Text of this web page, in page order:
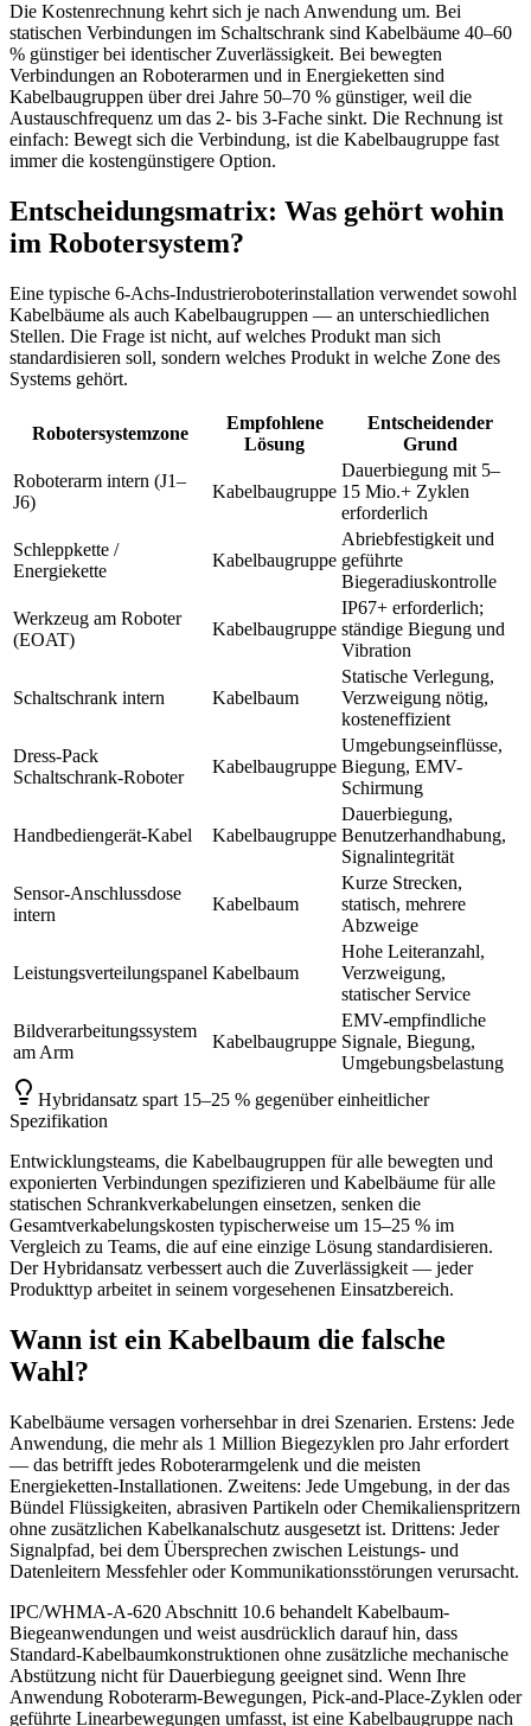
Die Kostenrechnung kehrt sich je nach Anwendung um. Bei
statischen Verbindungen im Schaltschrank sind Kabelbäume 40–60
% günstiger bei identischer Zuverlässigkeit. Bei bewegten
Verbindungen an Roboterarmen und in Energieketten sind
Kabelbaugruppen über drei Jahre 50–70 % günstiger, weil die
Austauschfrequenz um das 2- bis 3-Fache sinkt. Die Rechnung ist
einfach: Bewegt sich die Verbindung, ist die Kabelbaugruppe fast
immer die kostengünstigere Option.
Entscheidungsmatrix: Was gehört wohin
im Robotersystem?
Eine typische 6-Achs-Industrieroboterinstallation verwendet sowohl
Kabelbäume als auch Kabelbaugruppen — an unterschiedlichen
Stellen. Die Frage ist nicht, auf welches Produkt man sich
standardisieren soll, sondern welches Produkt in welche Zone des
Systems gehört.
Robotersystemzone
Empfohlene
Lösung
Entscheidender
Grund
Roboterarm intern (J1–
J6)
Kabelbaugruppe
Dauerbiegung mit 5–
15 Mio.+ Zyklen
erforderlich
Schleppkette /
Energiekette
Kabelbaugruppe
Abriebfestigkeit und
geführte
Biegeradiuskontrolle
Werkzeug am Roboter
(EOAT)
Kabelbaugruppe
IP67+ erforderlich;
ständige Biegung und
Vibration
Schaltschrank intern Kabelbaum
Statische Verlegung,
Verzweigung nötig,
kosteneffizient
Dress-Pack
Schaltschrank-Roboter
Kabelbaugruppe
Umgebungseinflüsse,
Biegung, EMV-
Schirmung
Handbediengerät-Kabel Kabelbaugruppe
Dauerbiegung,
Benutzerhandhabung,
Signalintegrität
Sensor-Anschlussdose
intern
Kabelbaum
Kurze Strecken,
statisch, mehrere
Abzweige
Leistungsverteilungspanel Kabelbaum
Hohe Leiteranzahl,
Verzweigung,
statischer Service
Bildverarbeitungssystem
am Arm
Kabelbaugruppe
EMV-empfindliche
Signale, Biegung,
Umgebungsbelastung
Hybridansatz spart 15–25 % gegenüber einheitlicher
Spezifikation
Entwicklungsteams, die Kabelbaugruppen für alle bewegten und
exponierten Verbindungen spezifizieren und Kabelbäume für alle
statischen Schrankverkabelungen einsetzen, senken die
Gesamtverkabelungskosten typischerweise um 15–25 % im
Vergleich zu Teams, die auf eine einzige Lösung standardisieren.
Der Hybridansatz verbessert auch die Zuverlässigkeit — jeder
Produkttyp arbeitet in seinem vorgesehenen Einsatzbereich.
Wann ist ein Kabelbaum die falsche
Wahl?
Kabelbäume versagen vorhersehbar in drei Szenarien. Erstens: Jede
Anwendung, die mehr als 1 Million Biegezyklen pro Jahr erfordert
— das betrifft jedes Roboterarmgelenk und die meisten
Energieketten-Installationen. Zweitens: Jede Umgebung, in der das
Bündel Flüssigkeiten, abrasiven Partikeln oder Chemikalienspritzern
ohne zusätzlichen Kabelkanalschutz ausgesetzt ist. Drittens: Jeder
Signalpfad, bei dem Übersprechen zwischen Leistungs- und
Datenleitern Messfehler oder Kommunikationsstörungen verursacht.
IPC/WHMA-A-620 Abschnitt 10.6 behandelt Kabelbaum-
Biegeanwendungen und weist ausdrücklich darauf hin, dass
Standard-Kabelbaumkonstruktionen ohne zusätzliche mechanische
Abstützung nicht für Dauerbiegung geeignet sind. Wenn Ihre
Anwendung Roboterarm-Bewegungen, Pick-and-Place-Zyklen oder
geführte Linearbewegungen umfasst, ist eine Kabelbaugruppe nach